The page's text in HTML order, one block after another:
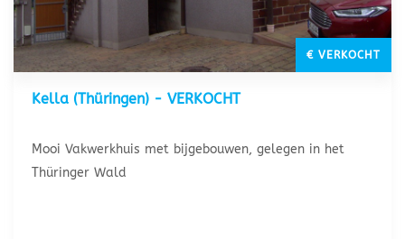
€ VERKOCHT
Kella (Thüringen) - VERKOCHT
Mooi Vakwerkhuis met bijgebouwen, gelegen in het
Thüringer Wald